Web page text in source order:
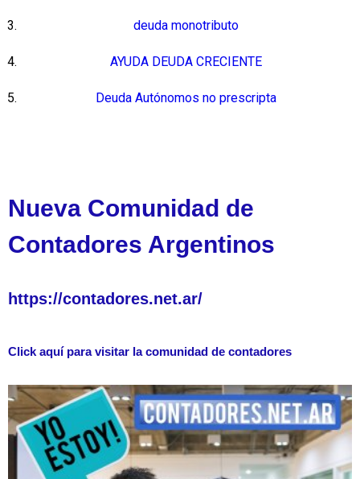
deuda monotributo
AYUDA DEUDA CRECIENTE
Deuda Autónomos no prescripta
Nueva Comunidad de
Contadores Argentinos
https://contadores.net.ar/
Click aquí para visitar la comunidad de contadores